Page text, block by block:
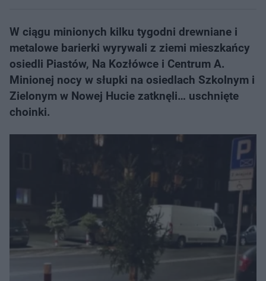
W ciągu minionych kilku tygodni drewniane i
metalowe barierki wyrywali z ziemi mieszkańcy
osiedli Piastów, Na Kozłówce i Centrum A.
Minionej nocy w słupki na osiedlach Szkolnym i
Zielonym w Nowej Hucie zatknęli… uschnięte
choinki.